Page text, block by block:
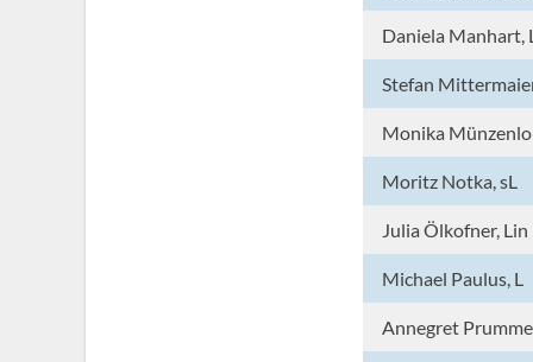
Daniela Manhart,
Stefan
Monika
Moritz Notka, sL
Julia Ölkofner, Lin
Michael Paulus, L
Annegret